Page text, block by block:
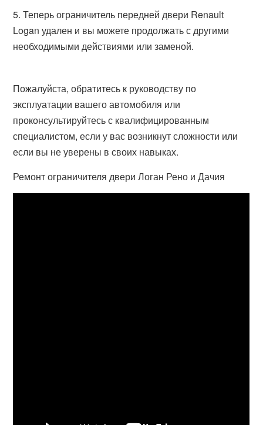
Теперь ограничитель передней двери Renault
Logan удален и вы можете продолжать с другими
необходимыми действиями или заменой.
Пожалуйста, обратитесь к руководству по
эксплуатации вашего автомобиля или
проконсультируйтесь с квалифицированным
специалистом, если у вас возникнут сложности или
если вы не уверены в своих навыках.
Ремонт ограничителя двери Логан Рено и Дачия